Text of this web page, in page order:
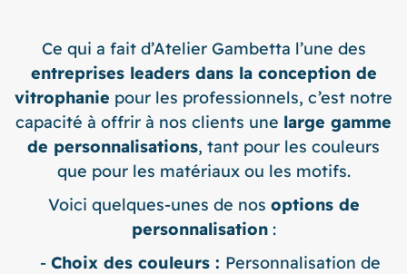
Ce qui a fait d’Atelier Gambetta l’une des
entreprises leaders dans la conception de
vitrophanie pour les professionnels, c’est notre
capacité à offrir à nos clients une large gamme
de personnalisations, tant pour les couleurs
que pour les matériaux ou les motifs.
Voici quelques-unes de nos options de
personnalisation:
Choix des couleurs : Personnalisation de